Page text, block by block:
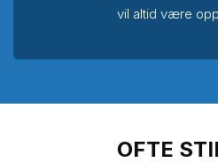
vil altid være
OFTE